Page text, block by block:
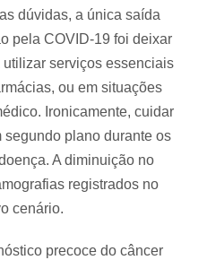
dúvidas, a única saída
pela COVID-19 foi deixar
serviços essenciais
ou em situações
Ironicamente, cuidar
plano durante os
A diminuição no
registrados no
cenário.
precoce do câncer